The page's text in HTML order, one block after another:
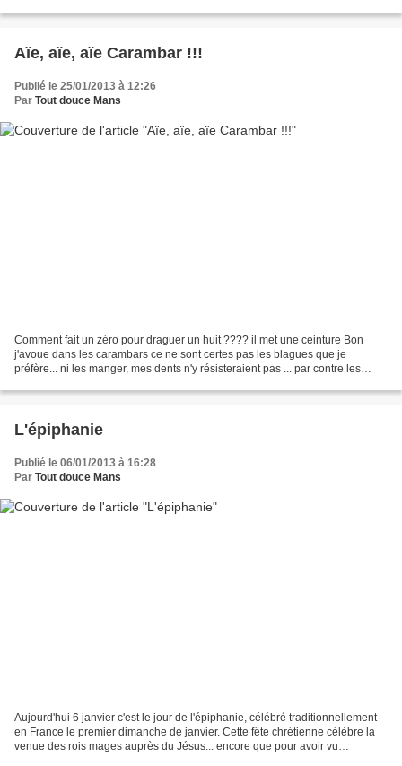
Aïe, aïe, aïe Carambar !!!
Publié le 25/01/2013 à 12:26
Par Tout douce Mans
Comment fait un zéro pour draguer un huit ???? il met une ceinture Bon
j'avoue dans les carambars ce ne sont certes pas les blagues que je
préfère... ni les manger, mes dents n'y résisteraient pas ... par contre les
L'épiphanie
Publié le 06/01/2013 à 16:28
Par Tout douce Mans
Aujourd'hui 6 janvier c'est le jour de l'épiphanie, célébré traditionnellement
en France le premier dimanche de janvier. Cette fête chrétienne célèbre la
venue des rois mages auprès du Jésus... encore que pour avoir vu